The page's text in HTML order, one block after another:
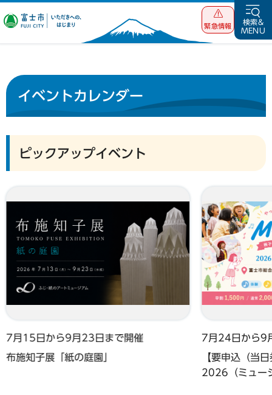
富士市 いただ
緊急情報
検索&
MENU
イベントカレンダー
ピックアップイベント
7月15日から9月23日まで開催
布施知子展「紙の庭園」
7月24日から9
【要申込（当
2026（ミュー